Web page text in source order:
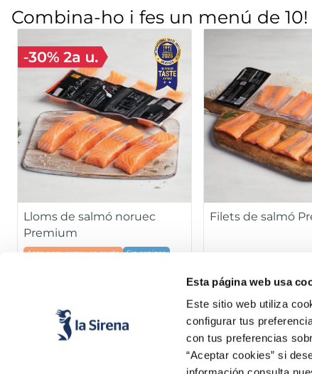
Esta página web usa
Este sitio web utiliza
configurar tus
con tus preferencias
“Aceptar cookies” si
Combina-ho i fes un menú de 10!
Lloms de salmó noruec
Premium
Apto para comer en crudo
Sin espinas
Añadir
Filets de salmó
13,99 €